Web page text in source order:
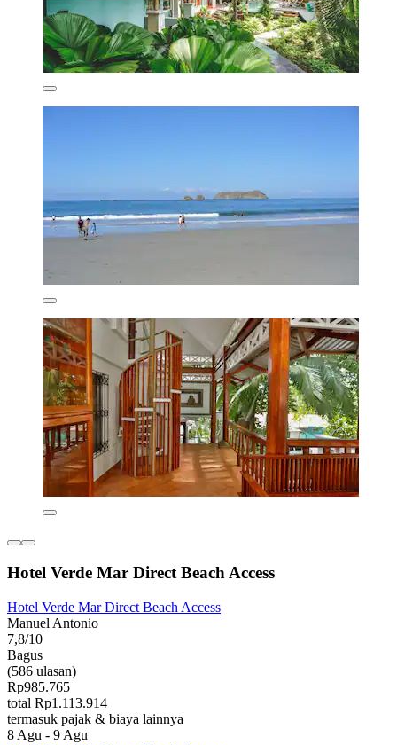
Hotel Verde Mar Direct Beach Access
Hotel Verde Mar Direct Beach Access
Manuel Antonio
7,8/10
Bagus
(586 ulasan)
Rp985.765
total Rp1.113.914
termasuk pajak & biaya lainnya
8 Agu - 9 Agu